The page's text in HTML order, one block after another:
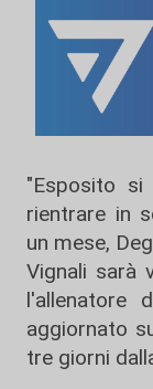
"Esposito
rientrare in
un mese,
Vignali sarà
l'allenatore
aggiornato
tre giorni